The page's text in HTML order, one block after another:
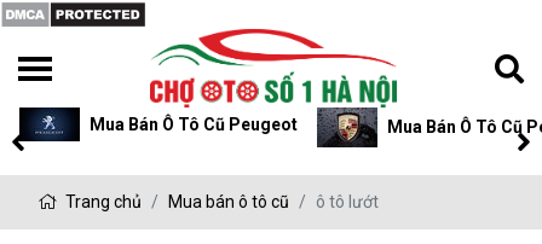
Mua Bán Ô Tô Cũ Peugeot Mua Bán Ô Tô Cũ
Trang chủ Mua bán ô tô cũ ô tô lướt